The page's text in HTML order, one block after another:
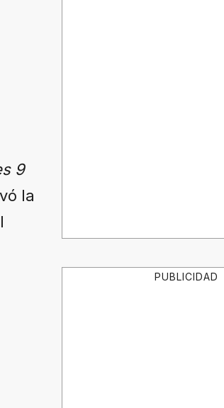
9
la
PUBLICIDAD